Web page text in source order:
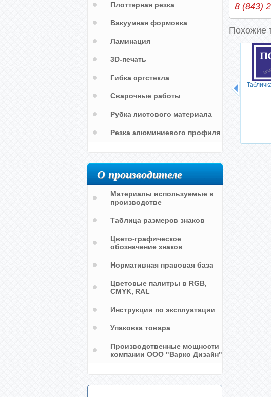
8 (843)
Похожие
Плоттерная резка
Вакуумная формовка
Ламинация
3D-печать
Гибка оргстекла
Сварочные работы
Рубка листового материала
Резка алюминиевого профиля
О производителе
Материалы используемые в
производстве
Таблица размеров знаков
Цвето-графическое
обозначение знаков
Нормативная правовая база
Цветовые палитры в RGB,
CMYK, RAL
Инструкции по эксплуатации
Упаковка товара
Производственные мощности
компании ООО "Варко Дизайн"